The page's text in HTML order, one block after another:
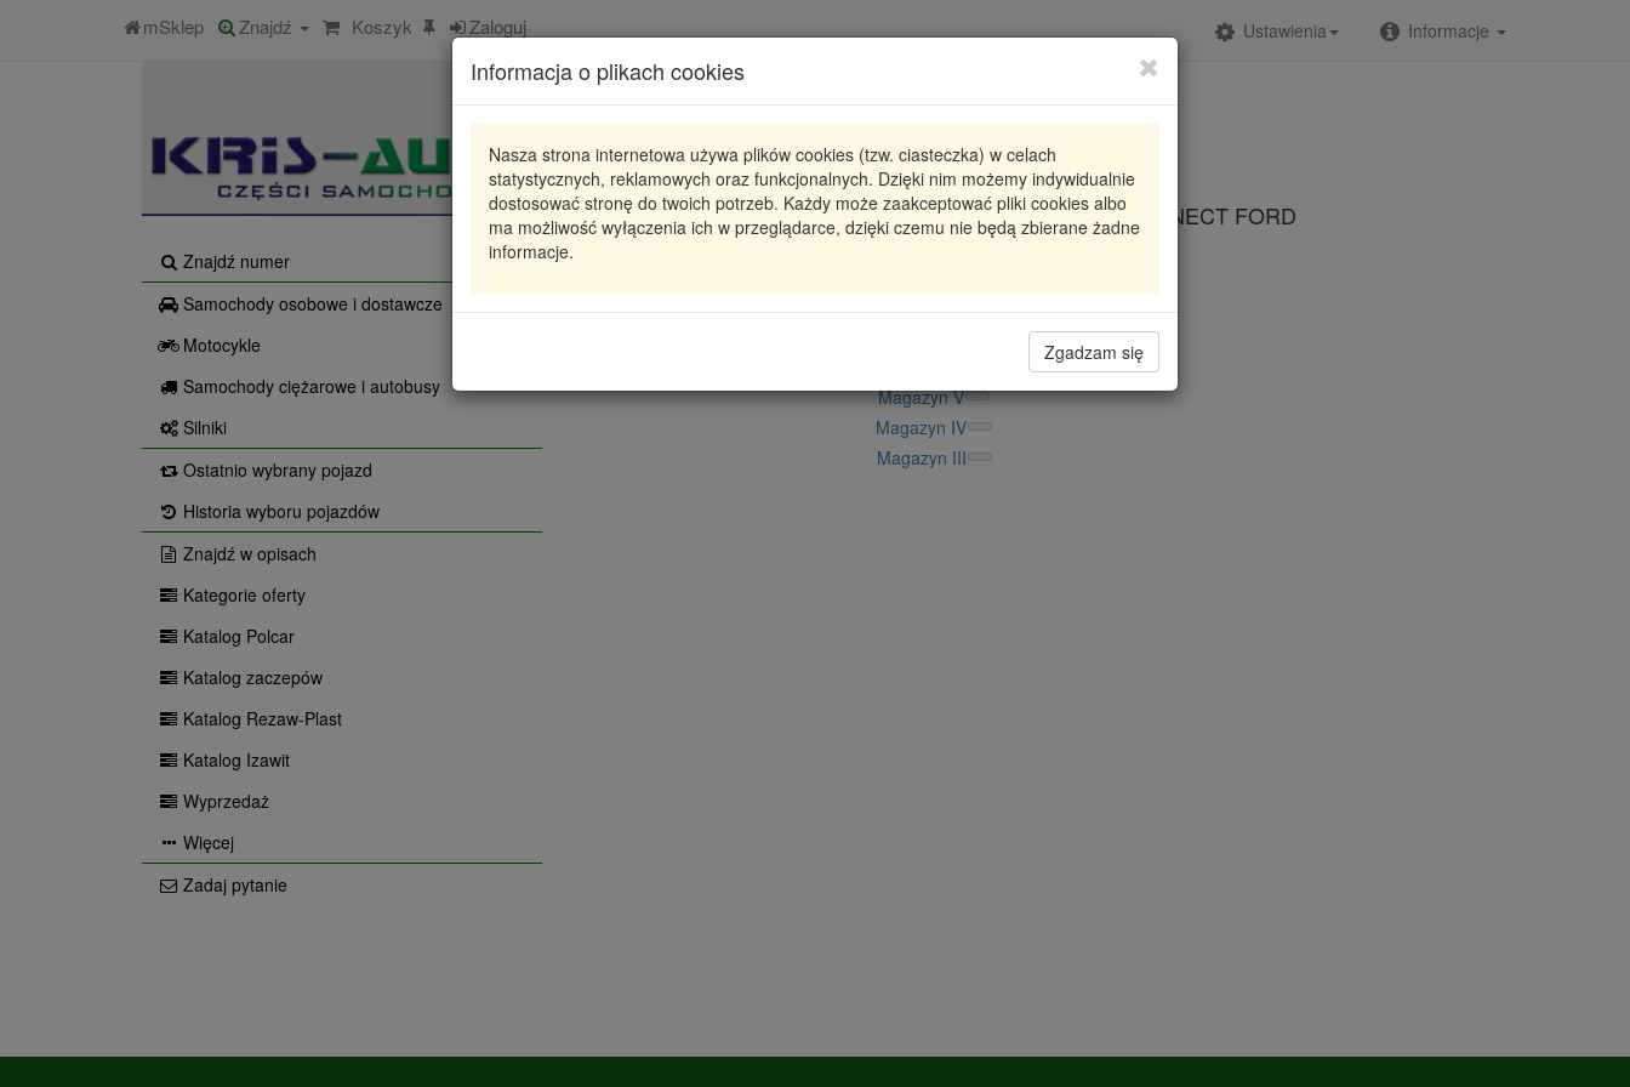
mSklep Znajdź Koszyk Zaloguj Informacje
Ustawienia
Informacja o plikach cookies
Nasza strona internetowa używa plików cookies (tzw. ciasteczka) w celach
statystycznych, reklamowych oraz funkcjonalnych. Dzięki nim możemy indywidualnie
dostosować stronę do twoich potrzeb. Każdy może zaakceptować pliki cookies albo
ma możliwość wyłączenia ich w przeglądarce, dzięki czemu nie będą zbierane żadne
informacje.
Zgadzam się
Znajdź numer
Samochody osobowe i dostawcze
Motocykle
Samochody ciężarowe i autobusy
Silniki
Ostatnio wybrany pojazd
Historia wyboru pojazdów
Znajdź w opisach
Kategorie oferty
Katalog Polcar
Katalog zaczepów
Katalog Rezaw-Plast
Katalog Izawit
Wyprzedaż
Więcej
Zadaj pytanie
Karta produktu
RC3419 KYB
RC3419 KYBSPRĘŻYNA PRZÓD FORD TOURNEO CONNECT FORD
Radzyń 0
Magazyn V
Magazyn IV
Magazyn III